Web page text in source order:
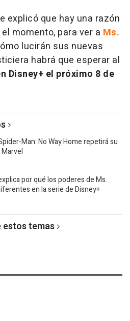
explicó que hay una razón
momento, para ver a Ms.
lucirán sus nuevas
habrá que esperar al
Disney+ el próximo 8 de
Man: No Way Home repetirá su
por qué los poderes de Ms.
en la serie de Disney+
estos temas